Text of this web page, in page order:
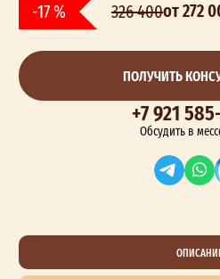
-17 % 326 400от 272
ПОЛУЧИТЬ
+7 921
Обсудить в